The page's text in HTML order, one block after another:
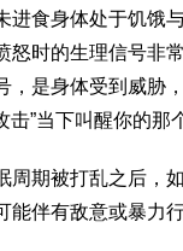
食身体处于饥饿
时的生理信号非
是身体受到威胁
”当下叫醒你的那
期被打乱之后，
伴有敌意或暴力行